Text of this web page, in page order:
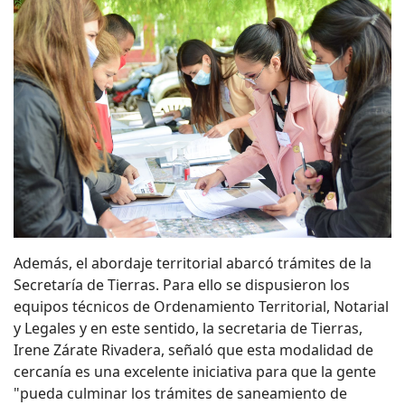
Además, el abordaje territorial abarcó trámites de la
Secretaría de Tierras. Para ello se dispusieron los
equipos técnicos de Ordenamiento Territorial, Notarial
y Legales y en este sentido, la secretaria de Tierras,
Irene Zárate Rivadera, señaló que esta modalidad de
cercanía es una excelente iniciativa para que la gente
"pueda culminar los trámites de saneamiento de